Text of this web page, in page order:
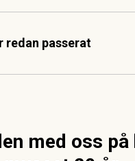
redan passerat
med oss